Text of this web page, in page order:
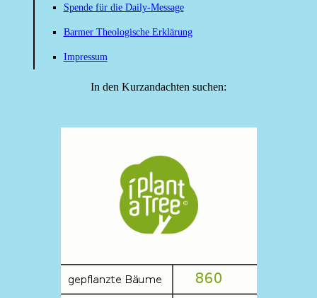
Spende für die Daily-Message
Barmer Theologische Erklärung
Impressum
In den Kurzandachten suchen: